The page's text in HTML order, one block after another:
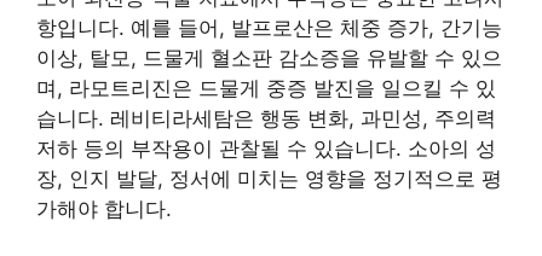
항입니다. 예를 들어, 발프로산은 체중 증가, 간기능
이상, 탈모, 드물게 혈소판 감소증을 유발할 수 있으
며, 라모트리진은 드물게 중증 발진을 일으킬 수 있
습니다. 레비티라세탐은 행동 변화, 과민성, 주의력
저하 등의 부작용이 관찰될 수 있습니다. 소아의 성
장, 인지 발달, 정서에 미치는 영향을 정기적으로 평
가해야 합니다.